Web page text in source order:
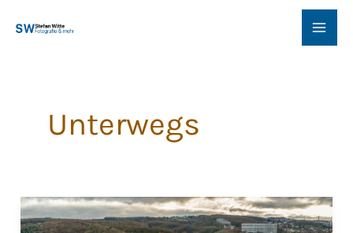
Inhalt
Unterwegs